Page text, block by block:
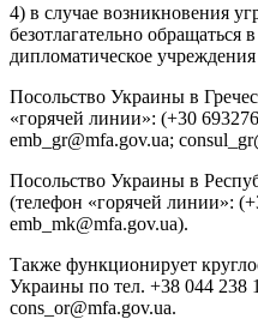
4) в случае возникновения
безотлагательно обращаться
дипломатическое
Посольство Украины в
«горячей линии»: (+30
emb_gr@mfa.gov.ua;
Посольство Украины в
(телефон «горячей линии»:
emb_mk@mfa.gov.ua).
Также функционирует
Украины по тел. +38 044 238
cons_or@mfa.gov.ua.